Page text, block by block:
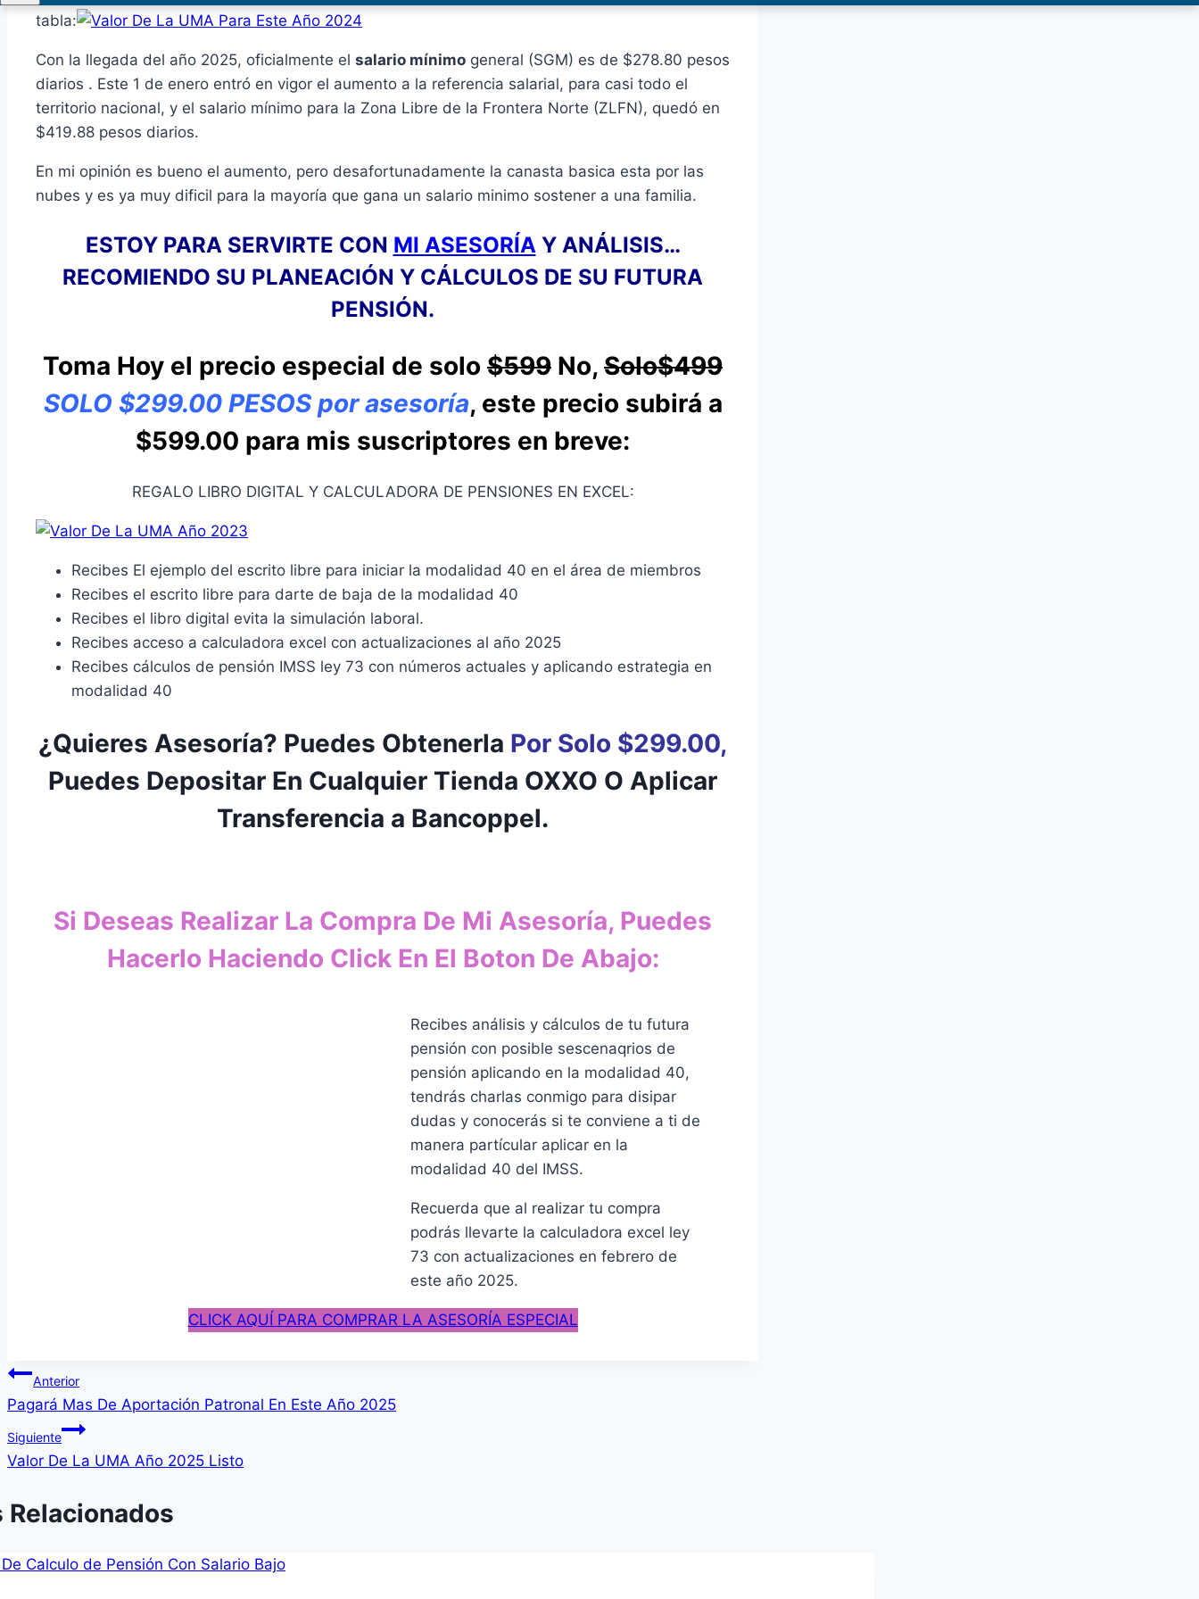
tabla:
Con la llegada del año 2025, oficialmente el salario mínimo general (SGM) es de $278.80 pesos
diarios . Este 1 de enero entró en vigor el aumento a la referencia salarial, para casi todo el
territorio nacional, y el salario mínimo para la Zona Libre de la Frontera Norte (ZLFN), quedó en
$419.88 pesos diarios.
En mi opinión es bueno el aumento, pero desafortunadamente la canasta basica esta por las
nubes y es ya muy dificil para la mayoría que gana un salario minimo sostener a una familia.
ESTOY PARA SERVIRTE CON MI ASESORÍAY ANÁLISIS…
RECOMIENDO SU PLANEACIÓN Y CÁLCULOS DE SU FUTURA
PENSIÓN.
Toma Hoy el precio especial de solo $599 No, Solo$499
SOLO $299.00 PESOS por asesoría, este precio subirá a
$599.00 para mis suscriptores en breve:
REGALO LIBRO DIGITAL Y CALCULADORA DE PENSIONES EN EXCEL:
Recibes El ejemplo del escrito libre para iniciar la modalidad 40 en el área de miembros
Recibes el escrito libre para darte de baja de la modalidad 40
Recibes el libro digital evita la simulación laboral.
Recibes acceso a calculadora excel con actualizaciones al año 2025
Recibes cálculos de pensión IMSS ley 73 con números actuales y aplicando estrategia en
modalidad 40
¿Quieres Asesoría? Puedes Obtenerla Por Solo $299.00,
Puedes Depositar En Cualquier Tienda OXXO O Aplicar
Transferencia a Bancoppel.
Si Deseas Realizar La Compra De Mi Asesoría, Puedes
Hacerlo Haciendo Click En El Boton De Abajo:
Recibes análisis y cálculos de tu futura
pensión con posible sescenaqrios de
pensión aplicando en la modalidad 40,
tendrás charlas conmigo para disipar
dudas y conocerás si te conviene a ti de
manera partícular aplicar en la
modalidad 40 del IMSS.
Recuerda que al realizar tu compra
podrás llevarte la calculadora excel ley
73 con actualizaciones en febrero de
este año 2025.
CLICK AQUÍ PARA COMPRAR LA ASESORÍA ESPECIAL
Navegación
de
entradas
Anterior
Pagará Mas De Aportación Patronal En Este Año 2025
Siguiente
Valor De La UMA Año 2025 Listo